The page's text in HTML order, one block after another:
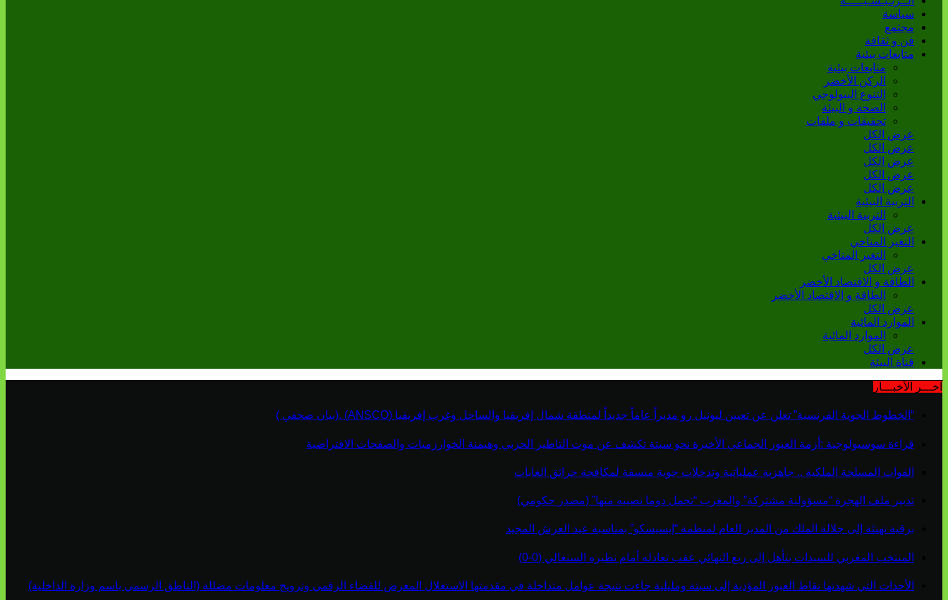
سياسة
مجتمع
فن و ثقافة
متابعات بيئية
متابعات بيئية
الركن الأخضر
التنوع البيولوجي
الصحة و البيئة
تحقيقات و ملفات
عرض الكل
عرض الكل
عرض الكل
عرض الكل
عرض الكل
التربية البيئية
التربية البيئية
عرض الكل
التغير المناخي
التغير المناخي
عرض الكل
الطاقة و الاقتصاد الأخضر
الطاقة و الاقتصاد الأخضر
عرض الكل
الموارد المائية
الموارد المائية
عرض الكل
قناة البيئة
آخـــر الأخبـــار
“الخطوط الجوية الفرنسية” تعلن عن تعيين ليونيل رو مديراً عاماً جديداً لمنطقة شمال إفريقيا والساحل وغرب إفريقيا (ANSCO) .(بيان صحفي )
قراءة سوسيولوجية :أزمة العبور الجماعي الأخيرة نحو سبتة تكشف عن موت التاطير الحزبي وهيمنة الخوارزميات والصفحات الافتراضية
القوات المسلحة الملكية .. جاهزية عملياتية وتدخلات جوية منسقة لمكافحة حرائق الغابات
تدبير ملف الهجرة “مسؤولية مشتركة” والمغرب “تحمل دوما نصيبه منها” (مصدر حكومي)
برقية تهنئة إلى جلالة الملك من المدير العام لمنظمة “إيسيسكو” بمناسبة عيد العرش المجيد
المنتخب المغربي للسيدات يتأهل إلى ربع النهائي عقب تعادله أمام نظيره السنغالي (0-0)
الأحداث التي شهدتها نقاط العبور المؤدية إلى سبتة ومليلية جاءت نتيجة عوامل متداخلة في مقدمتها الاستغلال المغرض للفضاء الرقمي وترويج معلومات مضللة (الناطق الرسمي باسم وزارة الداخلية)